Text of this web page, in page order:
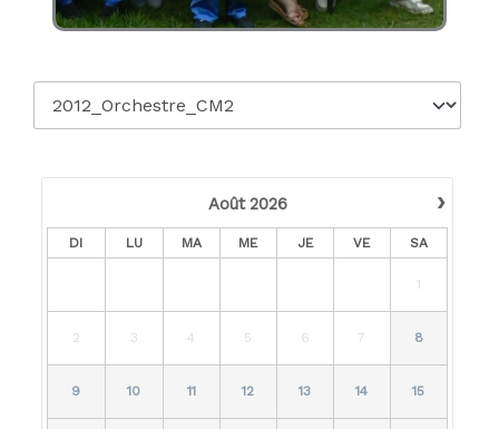
›
Août 2026
DI LU MA ME JE VE SA
1
2 3 4 5 6 7 8
9 10 11 12 13 14 15